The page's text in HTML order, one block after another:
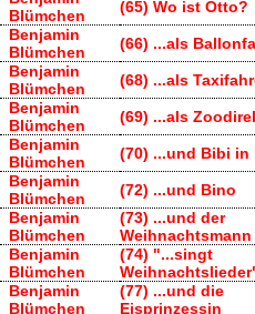
Blümchen
(65) Wo ist Otto?
Benjamin
Blümchen
(66) ...als
Benjamin
Blümchen
(68) ...als
Benjamin
Blümchen
(69) ...als
Benjamin
Blümchen
(70) ...und Bibi in
Benjamin
Blümchen
(72) ...und Bino
Benjamin
Blümchen
(73) ...und der
Weihnachtsmann
Benjamin
Blümchen
(74) "...singt
Benjamin
Blümchen
(77) ...und die
Eisprinzessin